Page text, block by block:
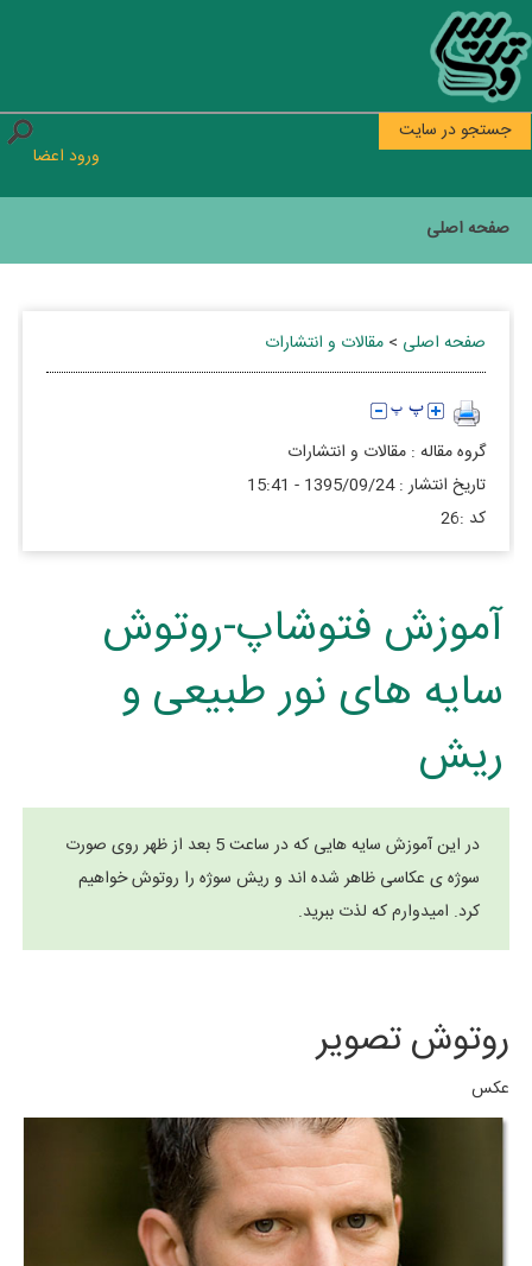
جستجو در سایت
ورود اعضا
صفحه اصلی
صفحه اصلی > مقالات و انتشارات
گروه مقاله : مقالات و انتشارات
تاريخ انتشار :1395/09/24 - 15:41
كد :26
آموزش فتوشاپ-روتوش
سایه های نور طبیعی و
ریش
در این آموزش سایه هایی که در ساعت 5 بعد از ظهر روی صورت
سوژه ی عکاسی ظاهر شده اند و ریش سوژه را روتوش خواهیم
کرد. امیدوارم که لذت ببرید.
روتوش تصویر
عکس